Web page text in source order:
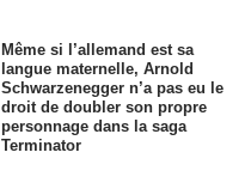
Même si l’allemand est sa
langue maternelle, Arnold
Schwarzenegger n’a pas eu le
droit de doubler son propre
personnage dans la saga
Terminator